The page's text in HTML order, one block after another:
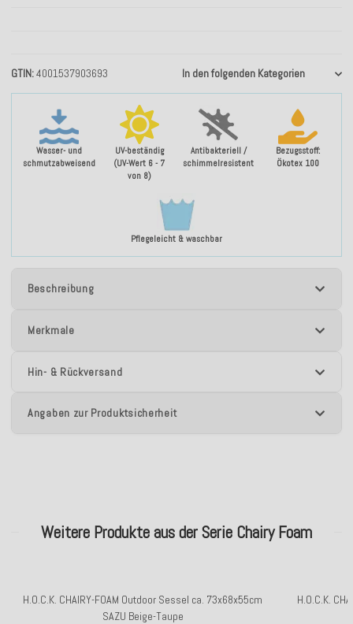
Wasser- und
schmutzabweisend
UV-beständig
(UV-Wert 6 - 7
von 8)
Antibakteriell /
schimmelresistent
Bezugsstoff:
Ökotex 100
Pflegeleicht & waschbar
GTIN 4001537903693 In den folgenden Kategorien
Beschreibung
Merkmale
Hin- & Rückversand
Angaben zur Produktsicherheit
Weitere Produkte aus der Serie Chairy Foam
H.O.C.K. CHAIRY-FOAM Outdoor Sessel ca. 73x68x55cm
SAZU Beige-Taupe
H.O.C.K.